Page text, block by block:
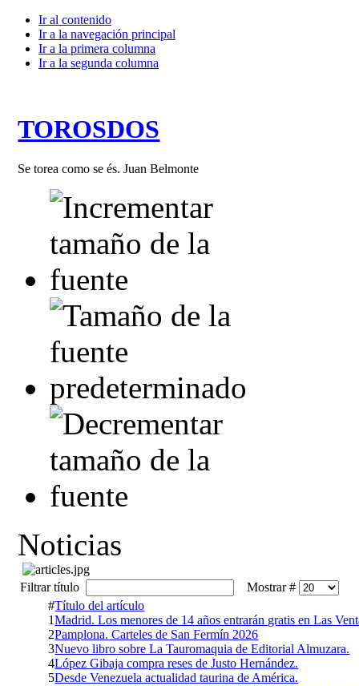
Ir al contenido
Ir a la navegación principal
Ir a la primera columna
Ir a la segunda columna
TOROSDOS
Se torea como se és. Juan Belmonte
Noticias
Filtrar título
Mostrar #
#Título del artículo
1Madrid. Los menores de 14 años entrarán gratis en Las
2Pamplona. Carteles de San Fermín 2026
3Nuevo libro sobre La Tauromaquia de Editorial Almuzara.
4López Gibaja compra reses de Justo Hernández.
5Desde Venezuela actualidad taurina de América.